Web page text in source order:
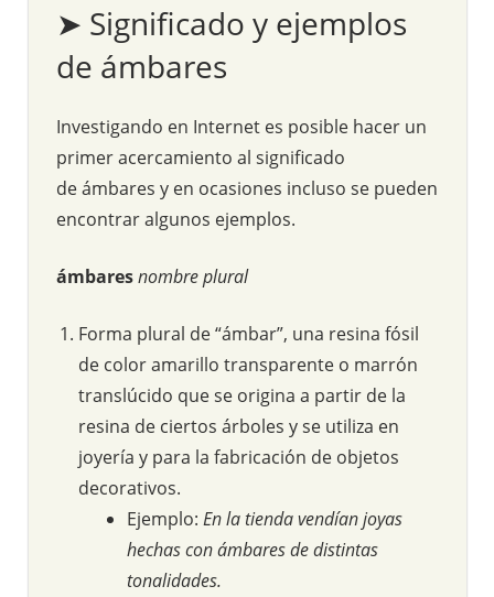
➤ Significado y ejemplos
de ámbares
Investigando en Internet es posible hacer un
primer acercamiento al significado
de ámbares y en ocasiones incluso se pueden
encontrar algunos ejemplos.
ámbaresnombre plural
Forma plural de “ámbar”, una resina fósil
de color amarillo transparente o marrón
translúcido que se origina a partir de la
resina de ciertos árboles y se utiliza en
joyería y para la fabricación de objetos
decorativos.
Ejemplo: En la tienda vendían joyas
hechas con ámbares de distintas
tonalidades.